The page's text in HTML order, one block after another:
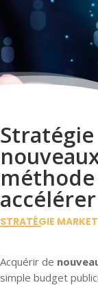
STRATÉGIE
Acquérir de
simple budget